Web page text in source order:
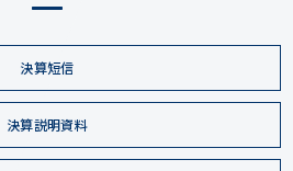
決算短信
決算説明資料